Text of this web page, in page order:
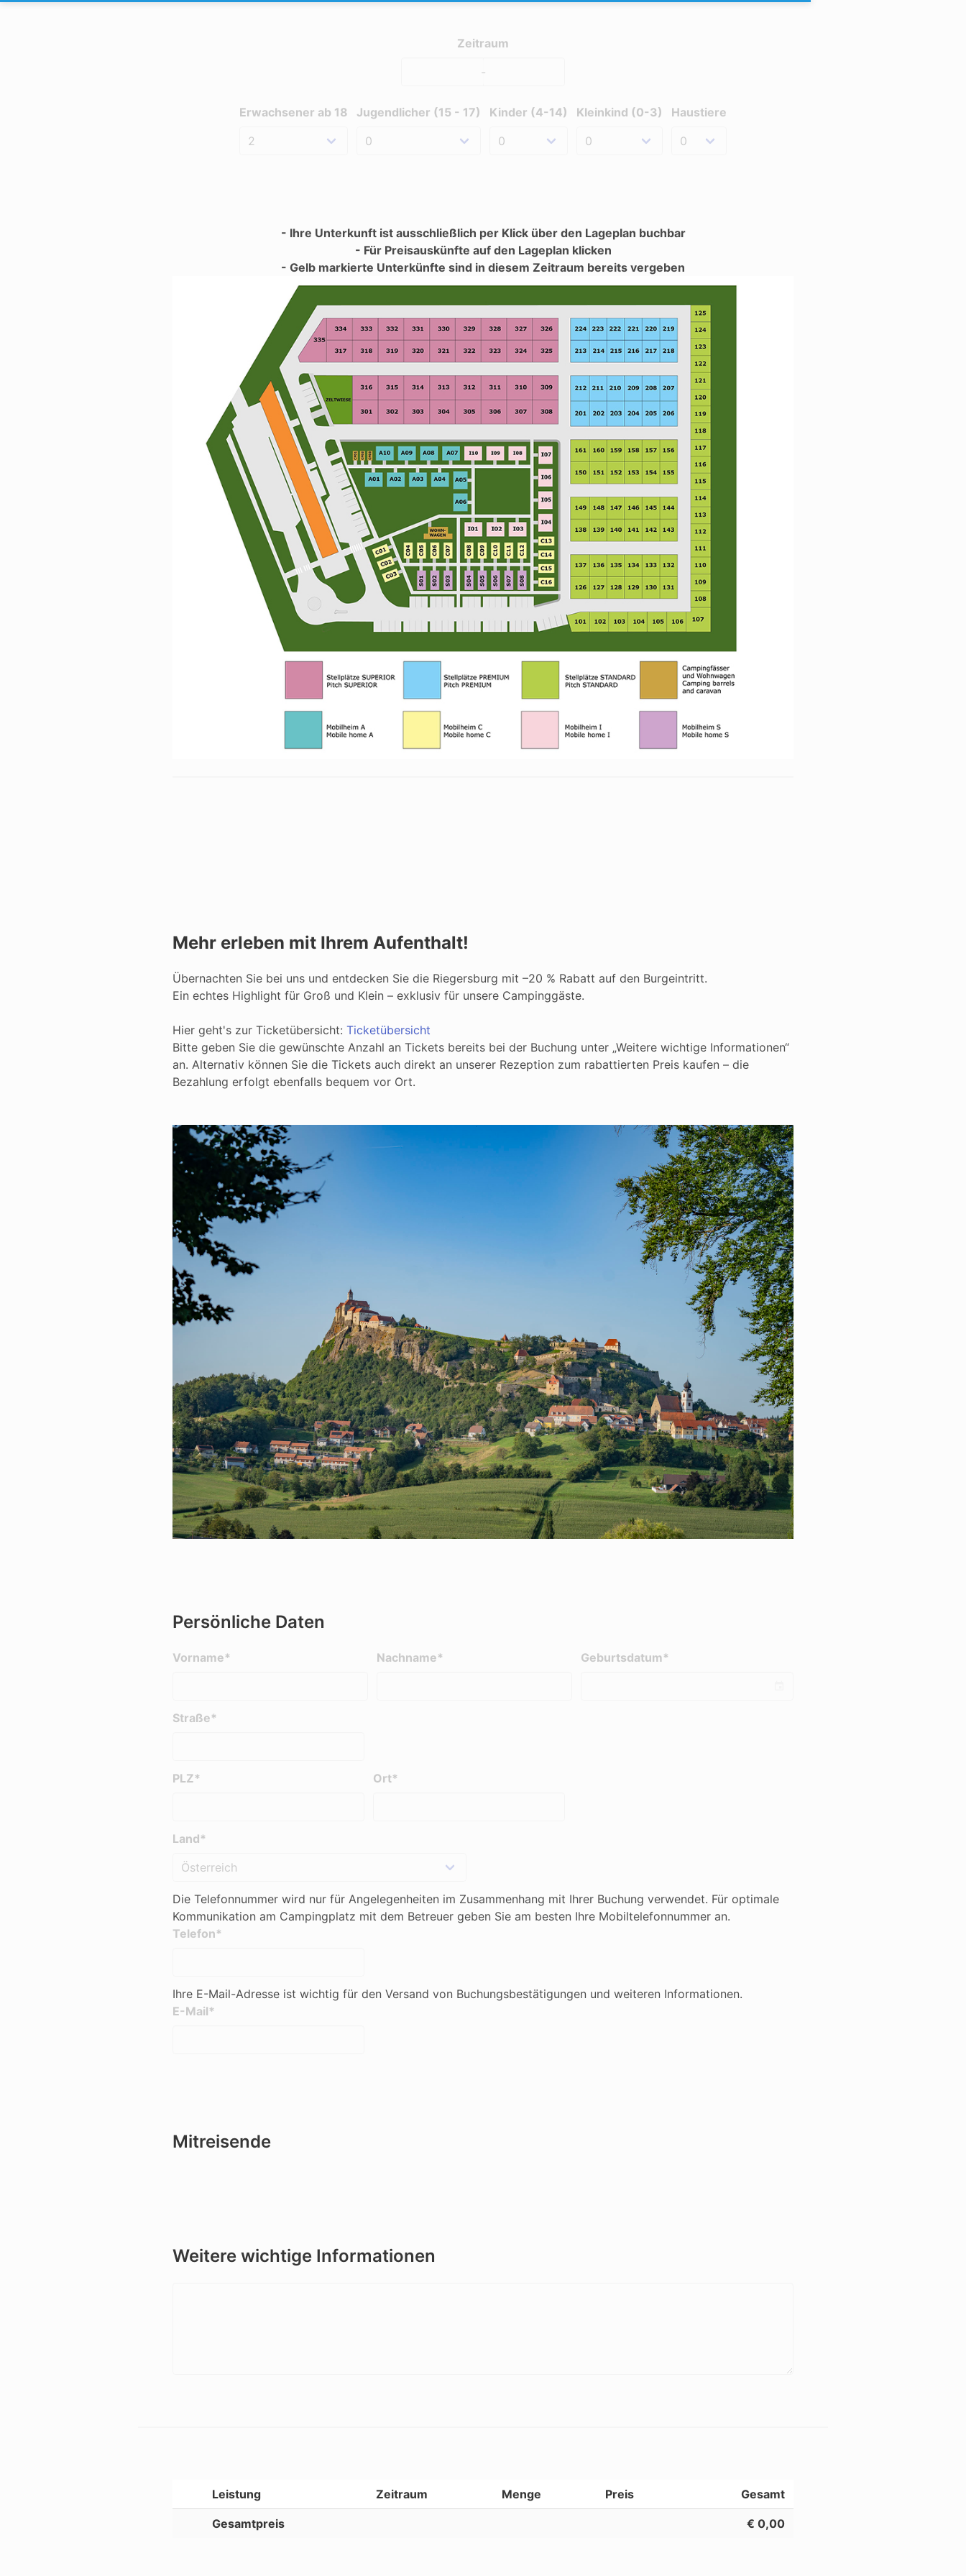
Zeitraum
-
Erwachsener ab 18 Jugendlicher (15 - 17) Kinder (4-14) Kleinkind (0-3) Haustiere
- Ihre Unterkunft ist ausschließlich per Klick über den Lageplan buchbar
- Für Preisauskünfte auf den Lageplan klicken
- Gelb markierte Unterkünfte sind in diesem Zeitraum bereits vergeben
Mehr erleben mit Ihrem Aufenthalt!
Übernachten Sie bei uns und entdecken Sie die Riegersburg mit –20 % Rabatt auf den Burgeintritt.
Ein echtes Highlight für Groß und Klein – exklusiv für unsere Campinggäste.
Hier geht's zur Ticketübersicht: Ticketübersicht
Bitte geben Sie die gewünschte Anzahl an Tickets bereits bei der Buchung unter „Weitere wichtige Informationen“
an. Alternativ können Sie die Tickets auch direkt an unserer Rezeption zum rabattierten Preis kaufen – die
Bezahlung erfolgt ebenfalls bequem vor Ort.
Persönliche Daten
Vorname* Nachname* Geburtsdatum*
Straße*
PLZ* Ort*
Land*
Die Telefonnummer wird nur für Angelegenheiten im Zusammenhang mit Ihrer Buchung verwendet. Für optimale
Kommunikation am Campingplatz mit dem Betreuer geben Sie am besten Ihre Mobiltelefonnummer an.
Telefon*
Ihre E-Mail-Adresse ist wichtig für den Versand von Buchungsbestätigungen und weiteren Informationen.
E-Mail*
Mitreisende
Weitere wichtige Informationen
Leistung Zeitraum Menge Preis Gesamt
Gesamtpreis € 0,00